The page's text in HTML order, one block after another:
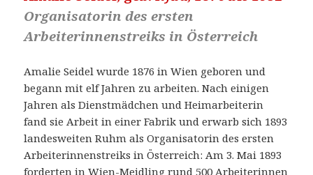
Organisatorin des ersten
Arbeiterinnenstreiks in Österreich
Amalie Seidel wurde 1876 in Wien geboren und
begann mit elf Jahren zu arbeiten. Nach einigen
Jahren als Dienstmädchen und Heimarbeiterin
fand sie Arbeit in einer Fabrik und erwarb sich 1893
landesweiten Ruhm als Organisatorin des ersten
Arbeiterinnenstreiks in Österreich: Am 3. Mai 1893
forderten in Wien-Meidling rund 500 Arbeiterinnen